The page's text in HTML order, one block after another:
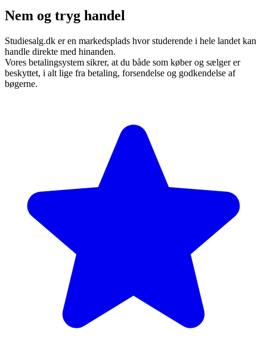
Nem og tryg handel
Studiesalg.dk er en markedsplads hvor studerende i hele landet kan
handle direkte med hinanden.
Vores betalingsystem sikrer, at du både som køber og sælger er
beskyttet, i alt lige fra betaling, forsendelse og godkendelse af
bøgerne.